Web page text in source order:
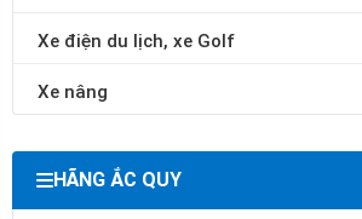
Xe điện du lịch, xe Golf
Xe nâng
HÃNG ẮC QUY